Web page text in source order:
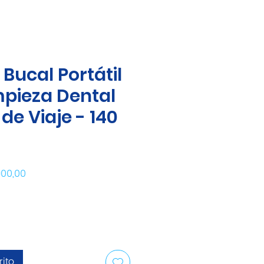
Portátil
Dental
Viaje - 140